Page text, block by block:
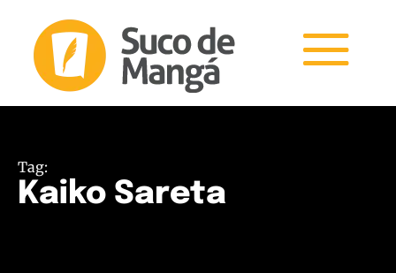
Tag:
Kaiko Sareta